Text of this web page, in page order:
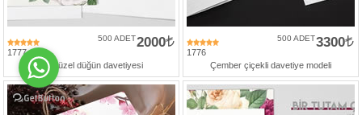
1777
2000
500 ADET
En güzel düğün davetiyesi
1776
3300
500 ADET
Çember çiçekli davetiye modeli